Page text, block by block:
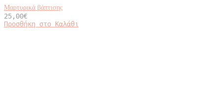
Μαρτυρικά βάπτισης
25,00€
Προσθήκη στο Καλάθι